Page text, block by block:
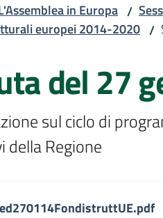
in Europa /
europei 2014-2020 /
del 27
sul ciclo di
della Regione